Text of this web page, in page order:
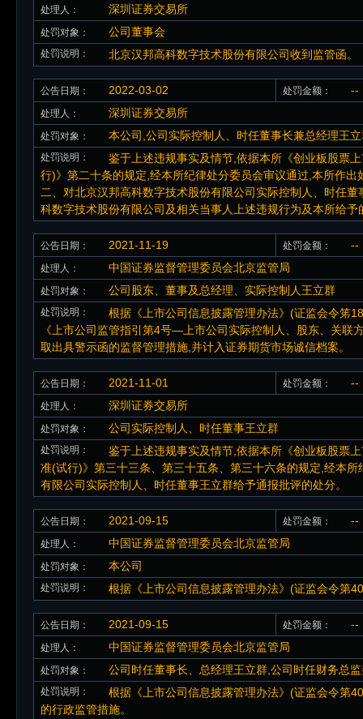
处理人： 深圳证券交易所
处罚对象： 公司董事会
处罚说明： 北京汉邦高科数字技术股份有限公司收到监管函。
公告日期： 2022-03-02 处罚金额： --
处理人： 深圳证券交易所
处罚对象： 本公司,公司实际控制人、时任董事长兼总经理王
处罚说明：
鉴于上述违规事实及情节,依据本所《创业板股票
行)》第二十条的规定,经本所纪律处分委员会审议通过,本所作
二、对北京汉邦高科数字技术股份有限公司实际控制人、时任
科数字技术股份有限公司及相关当事人上述违规行为及本所给
公告日期： 2021-11-19 处罚金额： --
处理人： 中国证券监督管理委员会北京监管局
处罚对象： 公司股东、董事及总经理、实际控制人王立群
处罚说明：
根据《上市公司信息披露管理办法》(证监会令笫
《上市公司监管指引第4号—上市公司实际控制人、股东、关
取出具警示函的监督管理措施,并计入证券期货市场诚信档案。
公告日期： 2021-11-01 处罚金额： --
处理人： 深圳证券交易所
处罚对象： 公司实际控制人、时任董事王立群
处罚说明：
鉴于上述违规事实及情节,依据本所《创业板股票
准(试行)》第三十三条、第三十五条、第三十六条的规定,经本
有限公司实际控制人、时任董事王立群给予通报批评的处分。
公告日期： 2021-09-15 处罚金额： --
处理人： 中国证券监督管理委员会北京监管局
处罚对象： 本公司
处罚说明： 根据《上市公司信息披露管理办法》(证监会令第
公告日期： 2021-09-15 处罚金额： --
处理人： 中国证券监督管理委员会北京监管局
处罚对象： 公司时任董事长、总经理王立群,公司时任财务总
处罚说明：
根据《上市公司信息披露管理办法》(证监会令第
的行政监管措施。